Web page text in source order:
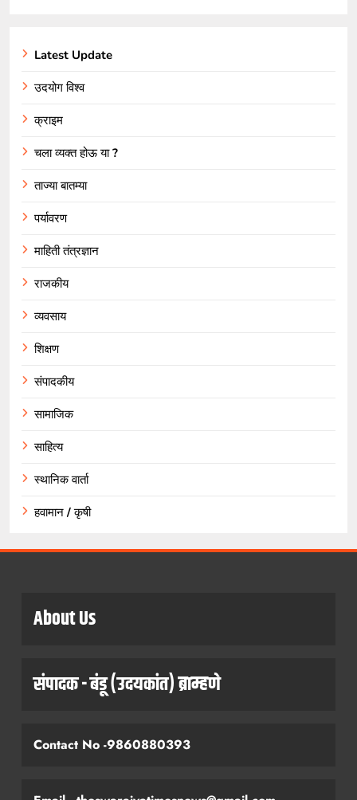
Latest Update
उदयोग विश्व
क्राइम
चला व्यक्त होऊ या ?
ताज्या बातम्या
पर्यावरण
माहिती तंत्रज्ञान
राजकीय
व्यवसाय
शिक्षण
संपादकीय
सामाजिक
साहित्य
स्थानिक वार्ता
हवामान / कृषी
About Us
संपादक - बंडू (उदयकांत) ब्राम्हणे
Contact No -9860880393